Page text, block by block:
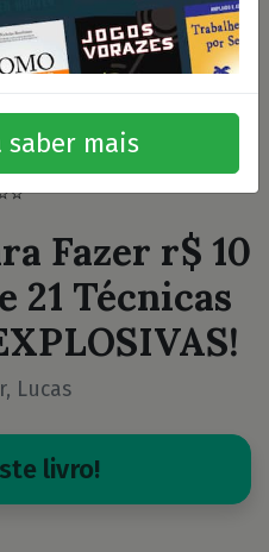
Fazer r$ 10
21 Técnicas
Lucas
livro!
saber mais